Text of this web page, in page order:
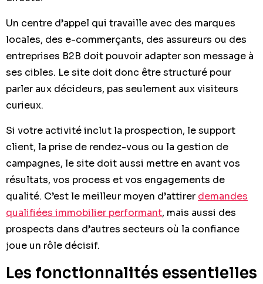
Un centre d’appel qui travaille avec des marques
locales, des e-commerçants, des assureurs ou des
entreprises B2B doit pouvoir adapter son message à
ses cibles. Le site doit donc être structuré pour
parler aux décideurs, pas seulement aux visiteurs
curieux.
Si votre activité inclut la prospection, le support
client, la prise de rendez-vous ou la gestion de
campagnes, le site doit aussi mettre en avant vos
résultats, vos process et vos engagements de
qualité. C’est le meilleur moyen d’attirer demandes
qualifiées immobilier performant, mais aussi des
prospects dans d’autres secteurs où la confiance
joue un rôle décisif.
Les fonctionnalités essentielles